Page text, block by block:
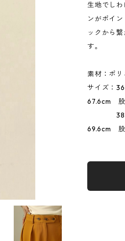
生地でし
ンがポイ
ックから
す。
素材：ポ
サイズ：
67.6cm
38 ウ
69.6cm